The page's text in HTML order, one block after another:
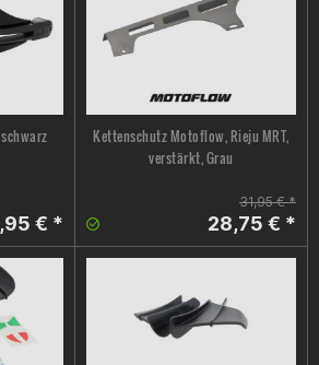
€ *
Kettenschutz Motoflow, Rieju MRT,
verstärkt, Grau
31,95 € *
28,75 € *